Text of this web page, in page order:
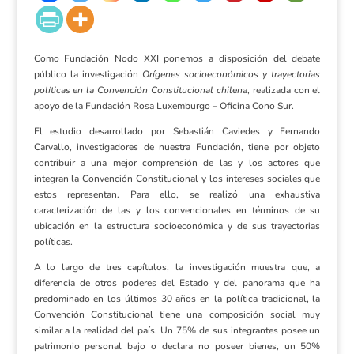
Como Fundación Nodo XXI ponemos a disposición del debate
público la investigación Orígenes socioeconómicos y trayectorias
políticas en la Convención Constitucional chilena, realizada con el
apoyo de la Fundación Rosa Luxemburgo – Oficina Cono Sur.
El estudio desarrollado por Sebastián Caviedes y Fernando
Carvallo, investigadores de nuestra Fundación, tiene por objeto
contribuir a una mejor comprensión de las y los actores que
integran la Convención Constitucional y los intereses sociales que
estos representan. Para ello, se realizó una exhaustiva
caracterización de las y los convencionales en términos de su
ubicación en la estructura socioeconómica y de sus trayectorias
políticas.
A lo largo de tres capítulos, la investigación muestra que, a
diferencia de otros poderes del Estado y del panorama que ha
predominado en los últimos 30 años en la política tradicional, la
Convención Constitucional tiene una composición social muy
similar a la realidad del país. Un 75% de sus integrantes posee un
patrimonio personal bajo o declara no poseer bienes, un 50%